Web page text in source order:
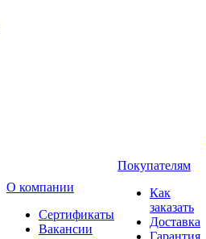
О компании
Сертификаты
Вакансии
Покупателям
Как
заказать
Доставка
Гарантия